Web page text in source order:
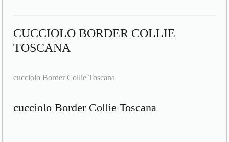
CUCCIOLO BORDER COLLIE
TOSCANA
cucciolo Border Collie Toscana
cucciolo Border Collie Toscana